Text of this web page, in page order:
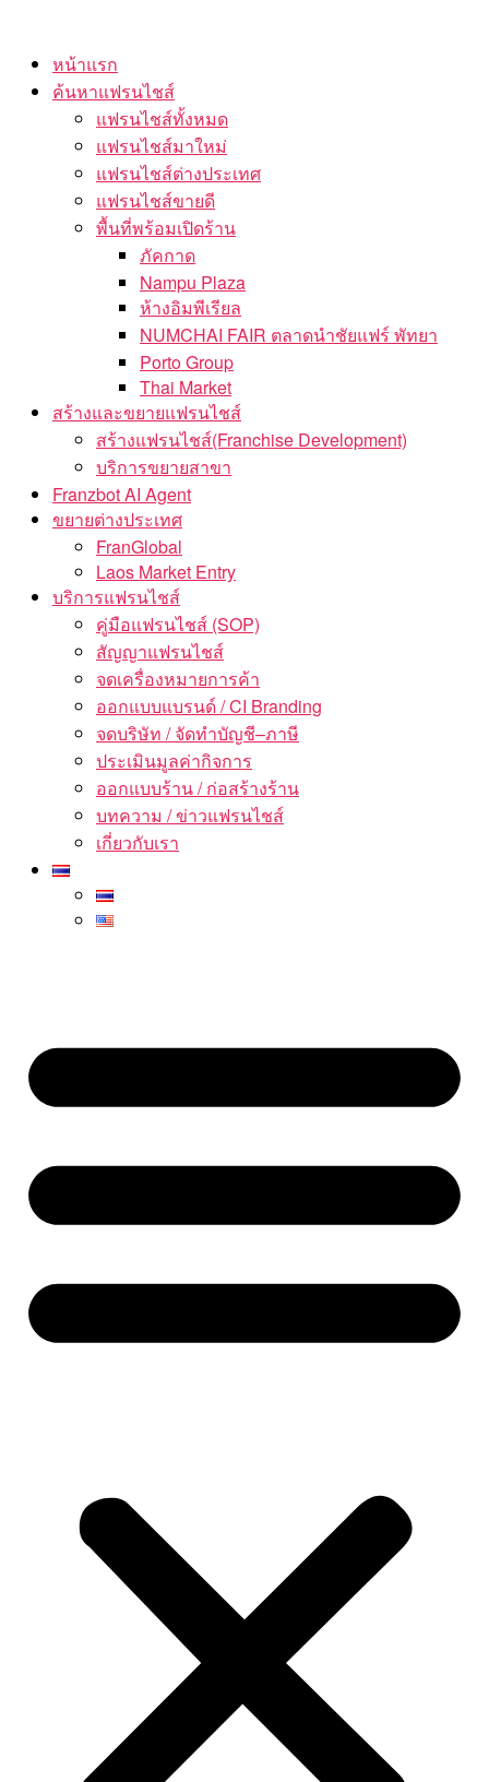
content
หน้าแรก
ค้นหาแฟรนไชส์
แฟรนไชส์ทั้งหมด
แฟรนไชส์มาใหม่
แฟรนไชส์ต่างประเทศ
แฟรนไชส์ขายดี
พื้นที่พร้อมเปิดร้าน
ภัคกาด
Nampu Plaza
ห้างอิมพีเรียล
NUMCHAI FAIR ตลาดนำชัยแฟร์ พัทยา
Porto Group
Thai Market
สร้างและขยายแฟรนไชส์
สร้างแฟรนไชส์(Franchise Development)
บริการขยายสาขา
Franzbot AI Agent
ขยายต่างประเทศ
FranGlobal
Laos Market Entry
บริการแฟรนไชส์
คู่มือแฟรนไชส์ (SOP)
สัญญาแฟรนไชส์
จดเครื่องหมายการค้า
ออกแบบแบรนด์ / CI Branding
จดบริษัท / จัดทำบัญชี–ภาษี
ประเมินมูลค่ากิจการ
ออกแบบร้าน / ก่อสร้างร้าน
บทความ / ข่าวแฟรนไชส์
เกี่ยวกับเรา